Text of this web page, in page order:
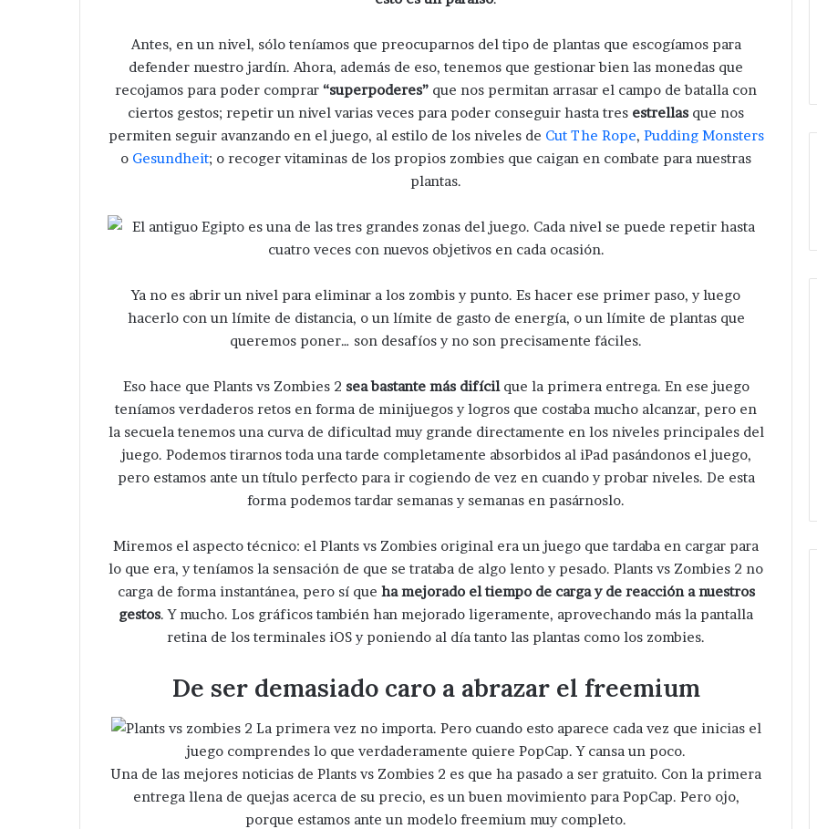
Antes, en un nivel, sólo teníamos que preocuparnos del tipo de plantas que escogíamos para
defender nuestro jardín. Ahora, además de eso, tenemos que gestionar bien las monedas que
recojamos para poder comprar “superpoderes” que nos permitan arrasar el campo de batalla con
ciertos gestos; repetir un nivel varias veces para poder conseguir hasta tres estrellas que nos
permiten seguir avanzando en el juego, al estilo de los niveles de Cut The Rope, Pudding Monsters
o Gesundheit; o recoger vitaminas de los propios zombies que caigan en combate para nuestras
plantas.
Ya no es abrir un nivel para eliminar a los zombis y punto. Es hacer ese primer paso, y luego
hacerlo con un límite de distancia, o un límite de gasto de energía, o un límite de plantas que
queremos poner… son desafíos y no son precisamente fáciles.
Eso hace que Plants vs Zombies 2 sea bastante más difícilque la primera entrega. En ese juego
teníamos verdaderos retos en forma de minijuegos y logros que costaba mucho alcanzar, pero en
la secuela tenemos una curva de dificultad muy grande directamente en los niveles principales del
juego. Podemos tirarnos toda una tarde completamente absorbidos al iPad pasándonos el juego,
pero estamos ante un título perfecto para ir cogiendo de vez en cuando y probar niveles. De esta
forma podemos tardar semanas y semanas en pasárnoslo.
Miremos el aspecto técnico: el Plants vs Zombies original era un juego que tardaba en cargar para
lo que era, y teníamos la sensación de que se trataba de algo lento y pesado. Plants vs Zombies 2 no
carga de forma instantánea, pero sí que ha mejorado el tiempo de carga y de reacción a nuestros
gestos. Y mucho. Los gráficos también han mejorado ligeramente, aprovechando más la pantalla
retina de los terminales iOS y poniendo al día tanto las plantas como los zombies.
De ser demasiado caro a abrazar el freemium
La primera vez no importa. Pero cuando esto aparece cada vez que inicias el
juego comprendes lo que verdaderamente quiere PopCap. Y cansa un poco.
Una de las mejores noticias de Plants vs Zombies 2 es que ha pasado a ser gratuito. Con la primera
entrega llena de quejas acerca de su precio, es un buen movimiento para PopCap. Pero ojo,
porque estamos ante un modelo freemium muy completo.
Desaparece
en
;
en
la
colonia
Hace 1 día
Desaparece otra mujer en
Tepeaca ; ahora en la colonia
Santa Cecilia .
Avanza
investigación
de
de
hermanos
de
central
de
Avanza investigación después
de ejecución de hermanos cerca
de central de San Salvador
Huixcolotla .